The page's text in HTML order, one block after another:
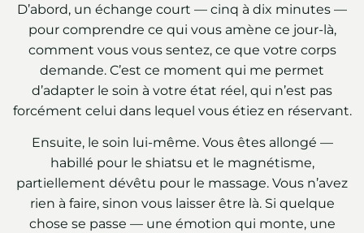
D’abord, un échange court — cinq à dix minutes —
pour comprendre ce qui vous amène ce jour-là,
comment vous vous sentez, ce que votre corps
demande. C’est ce moment qui me permet
d’adapter le soin à votre état réel, qui n’est pas
forcément celui dans lequel vous étiez en réservant.
Ensuite, le soin lui-même. Vous êtes allongé —
habillé pour le shiatsu et le magnétisme,
partiellement dévêtu pour le massage. Vous n’avez
rien à faire, sinon vous laisser être là. Si quelque
chose se passe — une émotion qui monte, une